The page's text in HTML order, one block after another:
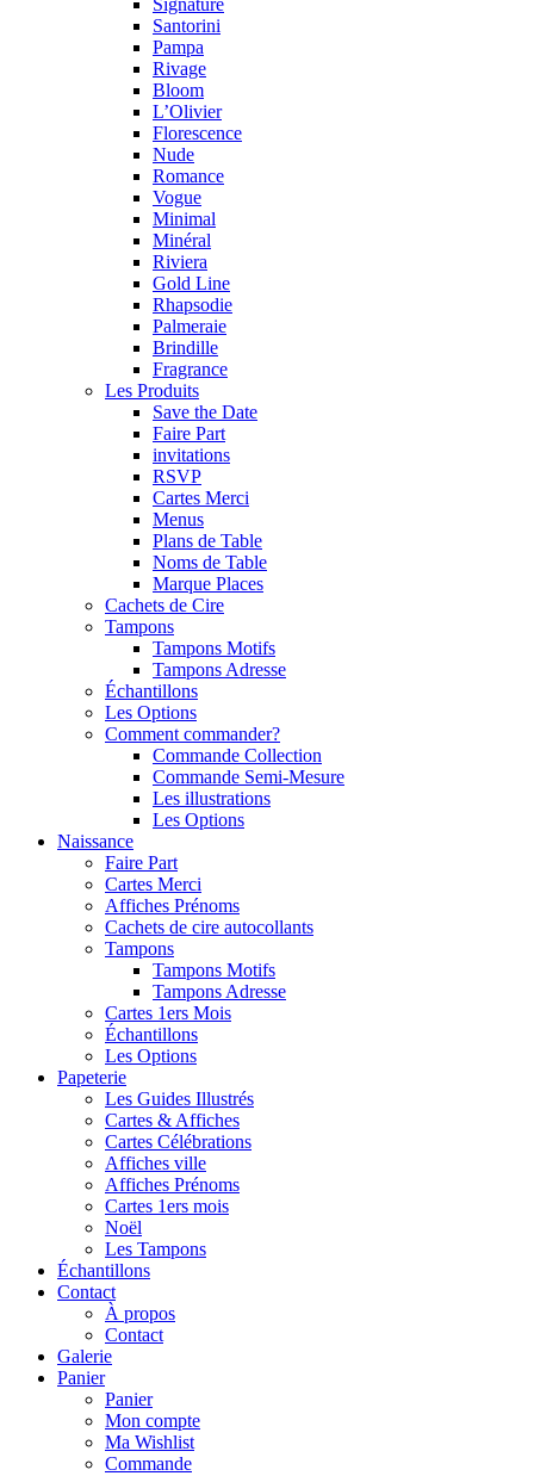
Signature
Santorini
Pampa
Rivage
Bloom
L’Olivier
Florescence
Nude
Romance
Vogue
Minimal
Minéral
Riviera
Gold Line
Rhapsodie
Palmeraie
Brindille
Fragrance
Les Produits
Save the Date
Faire Part
invitations
RSVP
Cartes Merci
Menus
Plans de Table
Noms de Table
Marque Places
Cachets de Cire
Tampons
Tampons Motifs
Tampons Adresse
Échantillons
Les Options
Comment commander?
Commande Collection
Commande Semi-Mesure
Les illustrations
Les Options
Naissance
Faire Part
Cartes Merci
Affiches Prénoms
Cachets de cire autocollants
Tampons
Tampons Motifs
Tampons Adresse
Cartes 1ers Mois
Échantillons
Les Options
Papeterie
Les Guides Illustrés
Cartes & Affiches
Cartes Célébrations
Affiches ville
Affiches Prénoms
Cartes 1ers mois
Noël
Les Tampons
Échantillons
Contact
À propos
Contact
Galerie
Panier
Panier
Mon compte
Ma Wishlist
Commande